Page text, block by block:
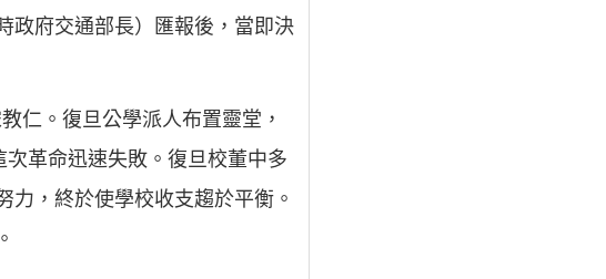
政府交通部長）匯報後，當即決
仁。復旦公學派人布置靈堂，
革命迅速失敗。復旦校董中多
，終於使學校收支趨於平衡。